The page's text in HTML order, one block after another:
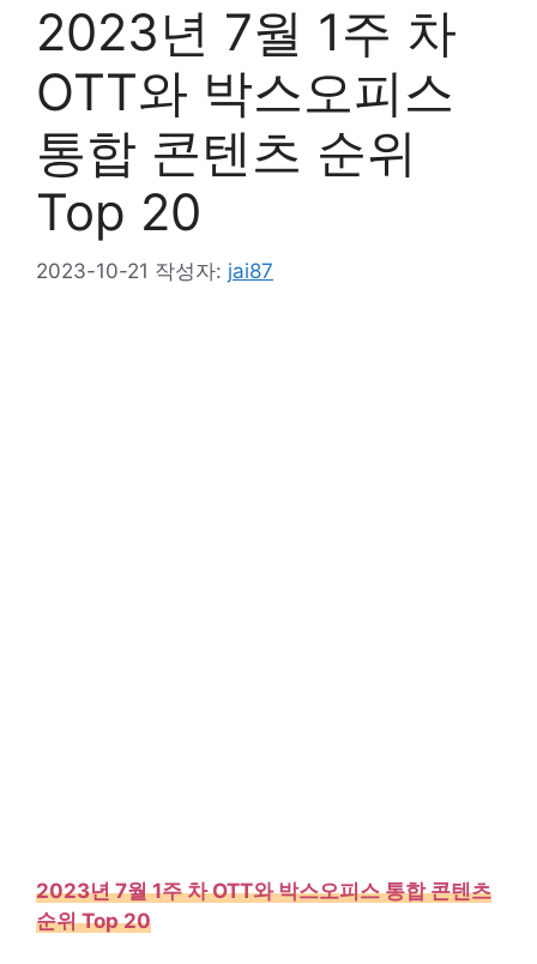
2023년 7월 1주 차
OTT와 박스오피스
통합 콘텐츠 순위
Top 20
2023-10-21 작성자: jai87
2023년 7월 1주 차 OTT와 박스오피스 통합 콘텐츠
순위 Top 20